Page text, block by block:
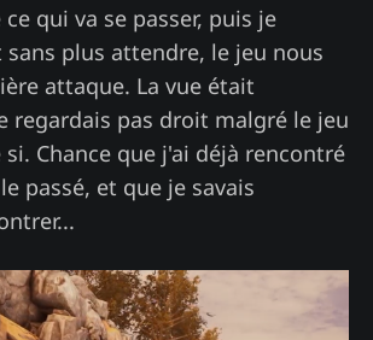
qui va se passer, puis je
sans plus attendre, le jeu nous
attaque. La vue était
regardais pas droit malgré le jeu
Chance que j'ai déjà rencontré
passé, et que je savais